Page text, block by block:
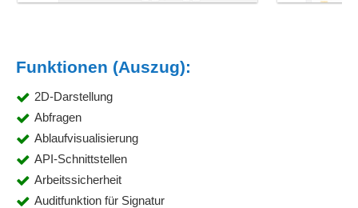
Funktionen (Auszug):
2D-Darstellung
Abfragen
Ablaufvisualisierung
API-Schnittstellen
Arbeitssicherheit
Auditfunktion für Signatur